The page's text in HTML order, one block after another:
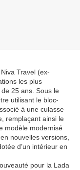
Travel (ex-
les plus
25 ans. Sous le
utilisant le bloc-
à une culasse
remplaçant ainsi le
modèle modernisé
nouvelles versions,
d’un intérieur en
pour la Lada